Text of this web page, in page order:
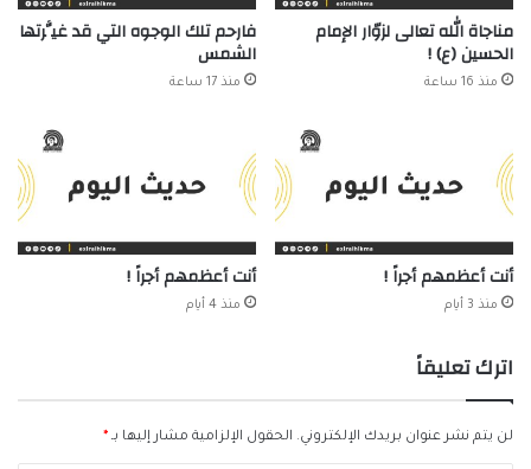
مناجاة الله تعالى لزوّار الإمام
الحسين (ع) !
منذ 16 ساعة
فارحم تلك الوجوه التي قد غيَّرتها
الشمس
منذ 17 ساعة
أنت أعظمهم أجراً !
منذ 3 أيام
أنت أعظمهم أجراً !
منذ 4 أيام
اترك تعليقاً
لن يتم نشر عنوان بريدك الإلكتروني. الحقول الإلزامية مشار إليها بـ *